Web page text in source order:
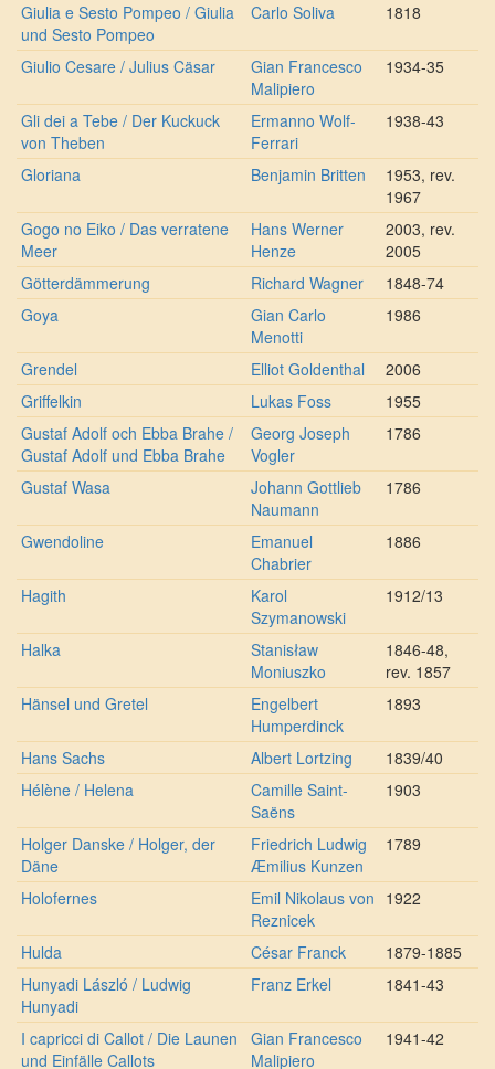
Giulia e Sesto Pompeo / Giulia
und Sesto Pompeo
Carlo Soliva 1818
Giulio Cesare / Julius Cäsar
Gian Francesco
Malipiero
1934-35
Gli dei a Tebe / Der Kuckuck
von Theben
Ermanno Wolf-
Ferrari
1938-43
Gloriana Benjamin Britten
1953, rev.
1967
Gogo no Eiko / Das verratene
Meer
Hans Werner
Henze
2003, rev.
2005
Götterdämmerung
Richard Wagner
1848-74
Goya
Gian Carlo
Menotti
1986
Grendel Elliot Goldenthal
2006
Griffelkin
Lukas Foss
1955
Gustaf Adolf och Ebba Brahe /
Gustaf Adolf und Ebba Brahe
Georg Joseph
Vogler
1786
Gustaf Wasa
Johann Gottlieb
Naumann
1786
Gwendoline
Emanuel
Chabrier
1886
Hagith
Karol
Szymanowski
1912/13
Halka
Stanisław
Moniuszko
1846-48,
rev. 1857
Hänsel und Gretel
Engelbert
Humperdinck
1893
Hans Sachs Albert Lortzing
1839/40
Hélène / Helena
Camille Saint-
Saëns
1903
Holger Danske / Holger, der
Däne
Friedrich Ludwig
Æmilius Kunzen
1789
Holofernes
Emil Nikolaus von
Reznicek
1922
Hulda César Franck
1879-1885
Hunyadi László / Ludwig
Hunyadi
Franz Erkel 1841-43
I capricci di Callot / Die Launen
und Einfälle Callots
Gian Francesco
Malipiero
1941-42